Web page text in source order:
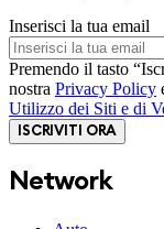
Inserisci la tua email
Premendo il tasto
nostra Privacy Policy
Utilizzo dei Siti e di
ISCRIVITI ORA
Network